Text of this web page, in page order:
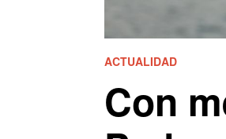
ACTUALIDAD
Con